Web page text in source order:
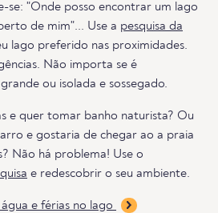
se: "Onde posso encontrar um lago
de mim"... Use a pesquisa da
lago preferido nas proximidades.
Não importa se é
ou isolada e sossegado.
e quer tomar banho naturista? Ou
e gostaria de chegar ao a praia
Não há problema! Use o
e redescobrir o seu ambiente.
e férias no lago